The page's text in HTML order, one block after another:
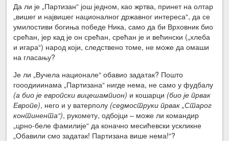
Да ли је „Партизан“ још једном, као жртва, принет на олтар
„вишег и највишег националног државног интереса“, да се
умилостиви богиња победе Ника, само да би Врховник био
срећан, јер кад је он срећан, срећан је и већински („хлеба
и игара“) народ који, следствено томе, не може да омаши
на гласању?
Је ли „Вучела национале“ обавио задатак? Пошто
гооодииинама „Партизана“ нигде нема, не само у фудбалу
(а био је европски вицешампион) и кошарци (био је првак
Европе), него и у ватерполу (седмоструки првак „Старог
континента“), рукомету, одбојци – може ли командир
„црно-беле фамилије“ да коначно месићевски ускликне
„Обавили смо задатак! Партизана више нема!“?